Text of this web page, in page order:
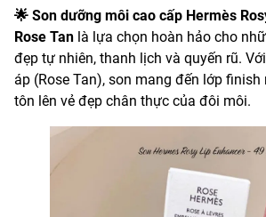
🌟 Son dưỡng môi cao cấp Hermès
Rose Tan là lựa chọn hoàn hảo cho
đẹp tự nhiên, thanh lịch và quyến rũ.
áp (Rose Tan), son mang đến lớp finish
tôn lên vẻ đẹp chân thực của đôi môi.